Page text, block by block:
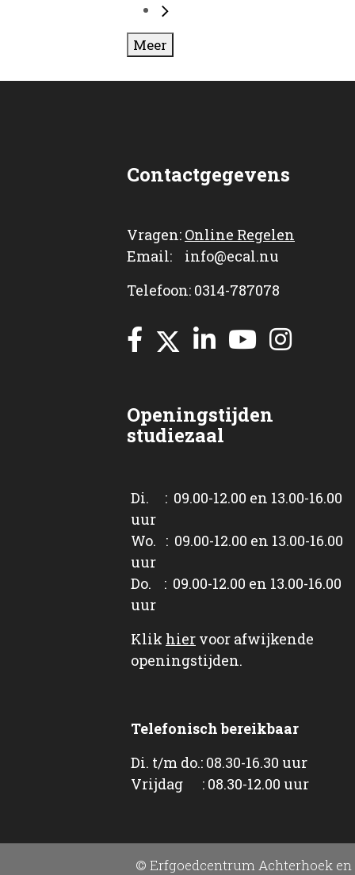
Meer
Contactgegevens
Vragen: Online Regelen
Email: info@ecal.nu
Telefoon: 0314-787078
Openingstijden
studiezaal
Di. : 09.00-12.00 en 13.00-16.00
uur
Wo. : 09.00-12.00 en 13.00-16.00
uur
Do. : 09.00-12.00 en 13.00-16.00
uur
Klik hier voor afwijkende
openingstijden.
Telefonisch bereikbaar
Di. t/m do.: 08.30-16.30 uur
Vrijdag : 08.30-12.00 uur
© Erfgoedcentrum Achterhoek en